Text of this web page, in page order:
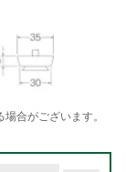
合がございます。